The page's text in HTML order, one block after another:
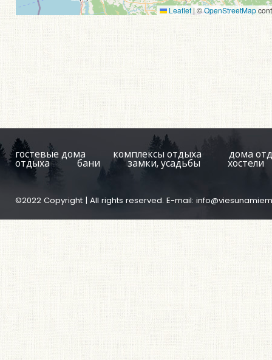
Leaflet | ©OpenStreetMap
гостевые дома комплексы отдыха дома
отдыха бани замки, усадьбы хостели
©2022 Copyright | All rights reserved. E-mail: